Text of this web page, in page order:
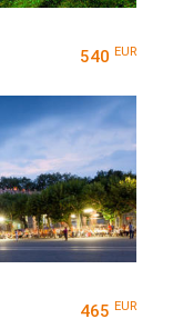
540 EUR
465 EUR